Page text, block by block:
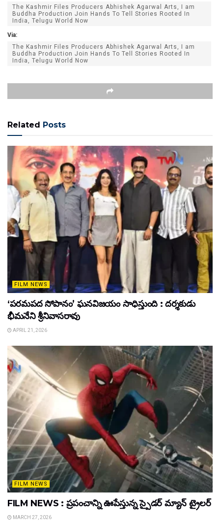
The Kashmir Files Producers Abhishek Agarwal Arts, I am
Buddha Production Join Hands To Tell Stories Rooted In
India, Telugu World Now
Via:
The Kashmir Files Producers Abhishek Agarwal Arts, I am
Buddha Production Join Hands To Tell Stories Rooted In
India, Telugu World Now
Related Posts
FILM NEWS
‘పరమపద సోపానం’ ఘనవిజయం సాధిస్తుంది : దర్శకుడు
భీమనేని శ్రీనివాసరావు
APRIL 21, 2026
FILM NEWS
FILM NEWS : ప్రపంచాన్ని ఊపేస్తున్న స్పైడర్ మ్యాన్ ట్రైలర్
MARCH 27, 2026